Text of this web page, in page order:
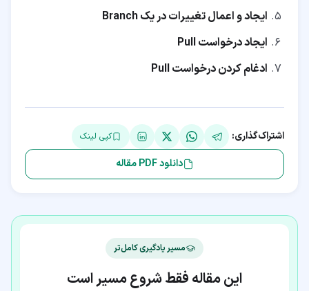
ایجاد و اعمال تغییرات در یک Branch
ایجاد درخواست Pull
ادغام کردن درخواست Pull
اشتراک‌گذاری: کپی لینک
دانلود PDF مقاله
مسیر یادگیری کامل‌تر
این مقاله فقط شروع مسیر است